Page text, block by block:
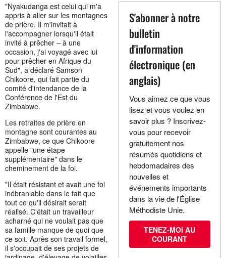
S'abonner à notre
bulletin
d'information
électronique (en
anglais)
Vous aimez ce que vous
lisez et vous voulez en
savoir plus ? Inscrivez-
vous pour recevoir
gratuitement nos
résumés quotidiens et
hebdomadaires des
nouvelles et
événements importants
dans la vie de l'Église
Méthodiste Unie.
TENEZ-MOI AU
COURANT
"Nyakudanga est celui qui m'a
appris à aller sur les montagnes
de prière. Il m'invitait à
l'accompagner lorsqu'il était
invité à prêcher – à une
occasion, j'ai voyagé avec lui
pour prêcher en Afrique du
Sud", a déclaré Samson
Chikoore, qui fait partie du
comité d'intendance de la
Conférence de l'Est du
Zimbabwe.
Les retraites de prière en
montagne sont courantes au
Zimbabwe, ce que Chikoore
appelle "une étape
supplémentaire" dans le
cheminement de la foi.
"Il était résistant et avait une foi
inébranlable dans le fait que
tout ce qu'il désirait serait
réalisé. C'était un travailleur
acharné qui ne voulait pas que
sa famille manque de quoi que
ce soit. Après son travail formel,
il s'occupait de ses projets de